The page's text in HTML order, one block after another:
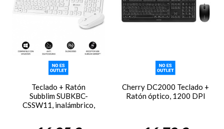
Teclado + Ratón
Subblim SUBKBC-
CSSW11, inalámbrico,
Cherry DC2000 Teclado +
Ratón óptico, 1200 DPI